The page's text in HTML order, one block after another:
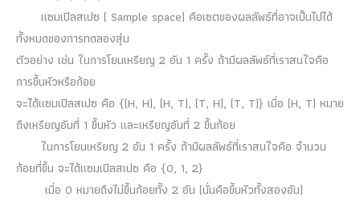
แซมเปิลสเปซ ( Sample space) คือเซตของผลลัพธ์ที่อาจเป็นไปได้
ทั้งหมดของการทดลองสุ่ม
ตัวอย่าง เช่น ในการโยนเหรียญ 2 อัน 1 ครั้ง ถ้ามีผลลัพธ์ที่เราสนใจคือ
การขึ้นหัวหรือก้อย
จะได้แซมเปิลสเปซ คือ {(H, H), (H, T), (T, H), (T, T)} เมื่อ (H, T) หมาย
ถึงเหรียญอันที่ 1 ขึ้นหัว และเหรียญอันที่ 2 ขึ้นก้อย
ในการโยนเหรียญ 2 อัน 1 ครั้ง ถ้ามีผลลัพธ์ที่เราสนใจคือ จำนวน
ก้อยที่ขึ้น จะได้แซมเปิลสเปซ คือ {0, 1, 2}
เมื่อ 0 หมายถึงไม่ขึ้นก้อยทั้ง 2 อัน (นั่นคือขึ้นหัวทั้งสองอัน)